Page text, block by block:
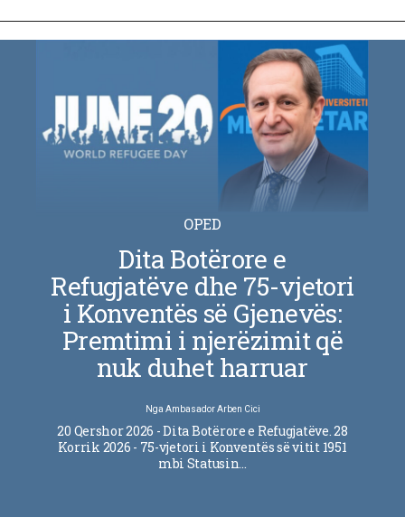
OPED
Dita Botërore e
Refugjatëve dhe 75-vjetori
i Konventës së Gjenevës:
Premtimi i njerëzimit që
nuk duhet harruar
Nga Ambasador Arben Cici
20 Qershor 2026 - Dita Botërore e Refugjatëve. 28
Korrik 2026 - 75-vjetori i Konventës së vitit 1951
mbi Statusin…